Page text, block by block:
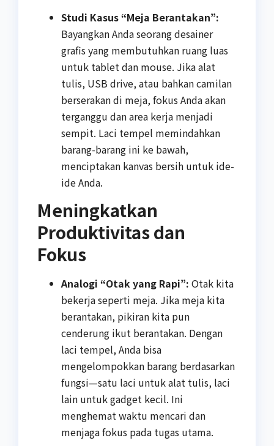
Studi Kasus “Meja Berantakan”:
Bayangkan Anda seorang desainer
grafis yang membutuhkan ruang luas
untuk tablet dan mouse. Jika alat
tulis, USB drive, atau bahkan camilan
berserakan di meja, fokus Anda akan
terganggu dan area kerja menjadi
sempit. Laci tempel memindahkan
barang-barang ini ke bawah,
menciptakan kanvas bersih untuk ide-
ide Anda.
Meningkatkan
Produktivitas dan
Fokus
Analogi “Otak yang Rapi”: Otak kita
bekerja seperti meja. Jika meja kita
berantakan, pikiran kita pun
cenderung ikut berantakan. Dengan
laci tempel, Anda bisa
mengelompokkan barang berdasarkan
fungsi—satu laci untuk alat tulis, laci
lain untuk gadget kecil. Ini
menghemat waktu mencari dan
menjaga fokus pada tugas utama.